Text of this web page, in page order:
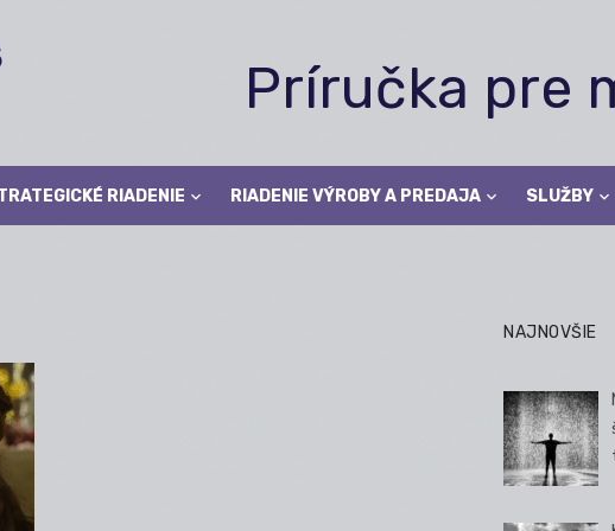
Príručka pre
RIADENIE RIADENIE VÝROBY A PREDAJA SLUŽBY
NAJNOVŠIE